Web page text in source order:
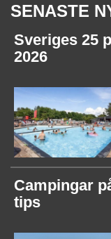
SENASTE
Sveriges 25
2026
Campingar
tips